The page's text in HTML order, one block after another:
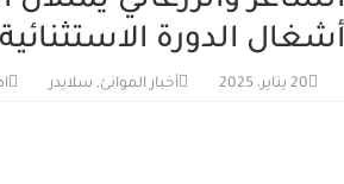
أشغال الدورة
20 يناير، 2025 أخبار الموانئ, سلايدر